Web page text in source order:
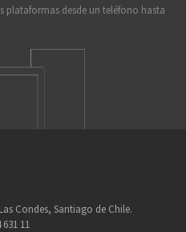
plataformas desde un teléfono hasta
Condes, Santiago de Chile.
631 11